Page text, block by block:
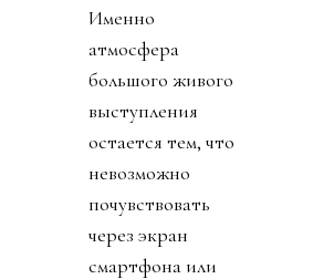
Именно
атмосфера
большого живого
выступления
остается тем, что
невозможно
почувствовать
через экран
смартфона или